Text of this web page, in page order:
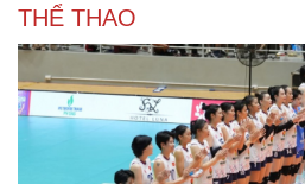
THỂ THAO